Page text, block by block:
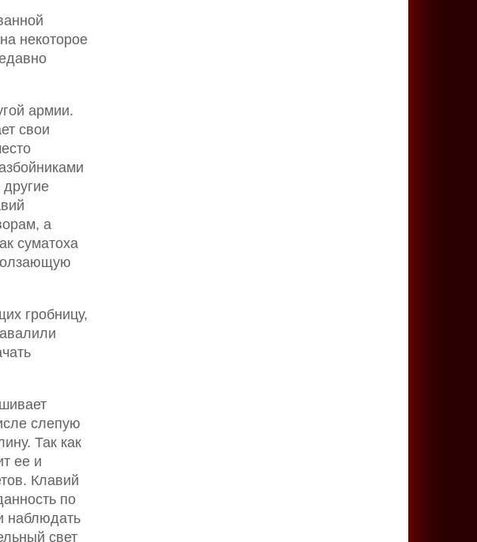
некоторое
армии.
свои
а
суматоха
гробницу,
слепую
Так как
ее и
Клавий
по
наблюдать
свет